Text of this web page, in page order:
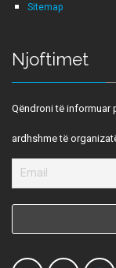
Sitemap
Njoftimet
Qëndroni të informuar
ardhshme të